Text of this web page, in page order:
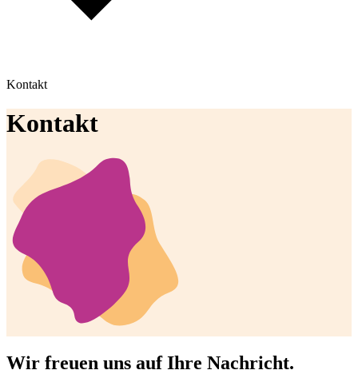
Kontakt
Kontakt
Wir freuen uns auf Ihre Nachricht.